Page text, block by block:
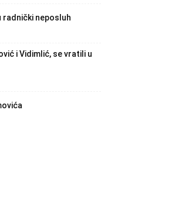
radnički neposluh
i Vidimlić, se vratili u